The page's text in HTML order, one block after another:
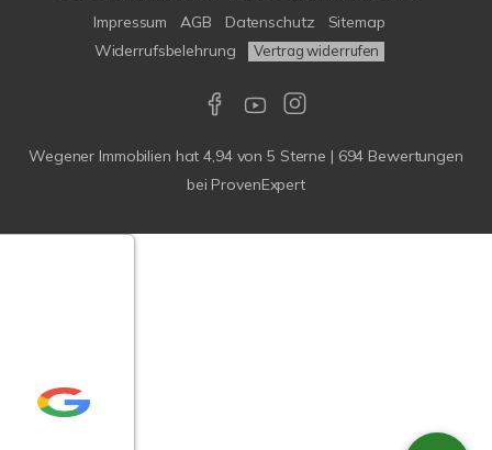
Impressum
AGB Datenschutz
Sitemap
Widerrufsbelehrung
Vertrag widerrufen
Wegener Immobilien hat4,94von5 Sterne | 694 Bewertungen
bei ProvenExpert